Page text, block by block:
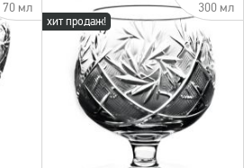
70 мл
хит продаж!
300 мл